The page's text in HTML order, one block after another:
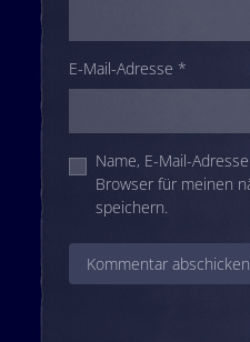
E-Mail-Adresse *
Name, E-Mail-
Browser für meinen
speichern.